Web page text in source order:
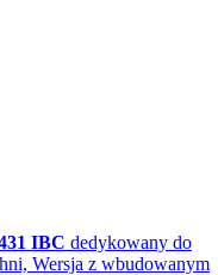
IBC dedykowany do
Wersja z wbudowanym